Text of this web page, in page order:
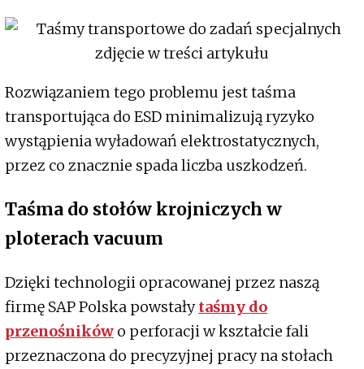
Rozwiązaniem tego problemu jest taśma
transportująca do ESD minimalizują ryzyko
wystąpienia wyładowań elektrostatycznych,
przez co znacznie spada liczba uszkodzeń.
Taśma do stołów krojniczych w
ploterach vacuum
Dzięki technologii opracowanej przez naszą
firmę SAP Polska powstałytaśmy do
przenośników o perforacji w kształcie fali
przeznaczona do precyzyjnej pracy na stołach